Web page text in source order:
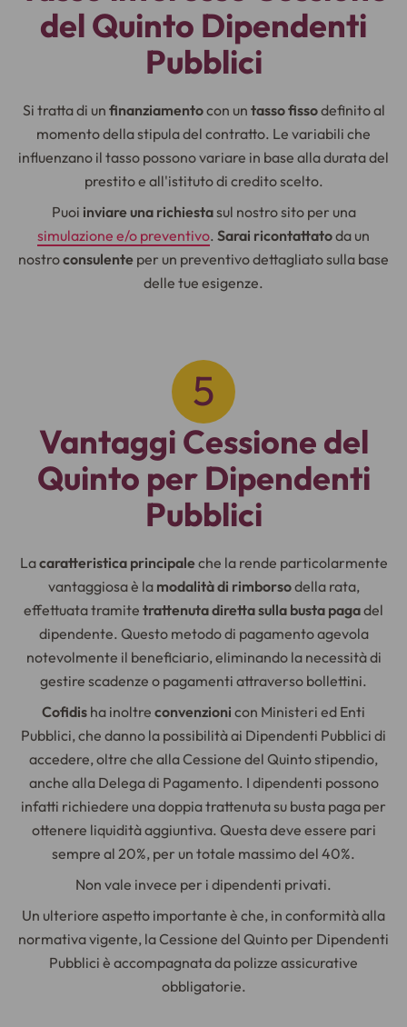
del Quinto Dipendenti
Pubblici
Si tratta di un finanziamentocon un tasso fissodefinito al
momento della stipula del contratto. Le variabili che
influenzano il tasso possono variare in base alla durata del
prestito e all'istituto di credito scelto.
Puoi inviare una richiestasul nostro sito per una
simulazione e/o preventivo. Sarai ricontattatoda un
nostroconsulente per un preventivo dettagliato sulla base
delle tue esigenze.
Vantaggi Cessione del
Quinto per Dipendenti
Pubblici
Lacaratteristica principaleche la rende particolarmente
vantaggiosa è la modalità di rimborsodella rata,
effettuata tramite trattenuta diretta sulla busta pagadel
dipendente. Questo metodo di pagamento agevola
notevolmente il beneficiario, eliminando la necessità di
gestire scadenze o pagamenti attraverso bollettini.
Cofidis ha inoltre convenzioni con Ministeri ed Enti
Pubblici, che danno la possibilità ai Dipendenti Pubblici di
accedere, oltre che alla Cessione del Quinto stipendio,
anche alla Delega di Pagamento. I dipendenti possono
infatti richiedere una doppia trattenuta su busta paga per
ottenere liquidità aggiuntiva. Questa deve essere pari
sempre al 20%, per un totale massimo del 40%.
Non vale invece per i dipendenti privati.
Un ulteriore aspetto importante è che, in conformità alla
normativa vigente, la Cessione del Quinto per Dipendenti
Pubblici è accompagnata da polizze assicurative
obbligatorie.